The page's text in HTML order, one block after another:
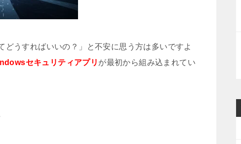
どうすればいいの？」と不安に思う方は多いですよ
セキュリティアプリ が最初から組み込まれてい